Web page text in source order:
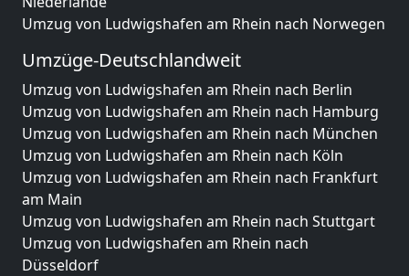
Umzug von Ludwigshafen am Rhein nach Norwegen
Umzüge-Deutschlandweit
Umzug von Ludwigshafen am Rhein nach Berlin
Umzug von Ludwigshafen am Rhein nach Hamburg
Umzug von Ludwigshafen am Rhein nach München
Umzug von Ludwigshafen am Rhein nach Köln
Umzug von Ludwigshafen am Rhein nach Frankfurt
am Main
Umzug von Ludwigshafen am Rhein nach Stuttgart
Umzug von Ludwigshafen am Rhein nach
Düsseldorf